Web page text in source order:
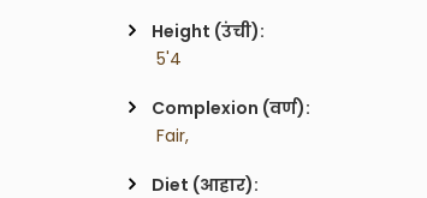
Height (उंची):
5'4
Complexion (वर्ण):
Fair,
Diet (आहार):